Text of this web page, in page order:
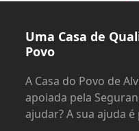
Uma Casa de
Povo
A Casa do Povo de
apoiada pela
ajudar? A sua ajuda é